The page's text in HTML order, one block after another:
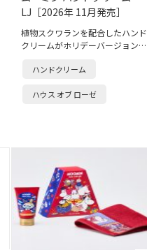
LJ［2026年 11月発売］
植物スクワランを配合したハンド
クリームがホリデーバージョンで
赤い実のジャムをイメージ。コケ
ラウンシ…
ハンドクリーム
ハウス オブ ローゼ